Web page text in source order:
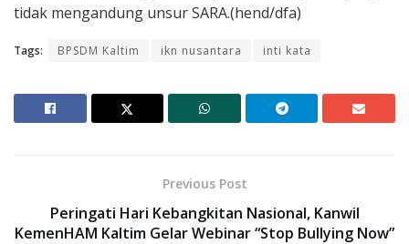
tidak mengandung unsur SARA.(hend/dfa)
Tags: BPSDM Kaltim ikn nusantara inti kata
Previous Post
Peringati Hari Kebangkitan Nasional, Kanwil
KemenHAM Kaltim Gelar Webinar “Stop Bullying Now”